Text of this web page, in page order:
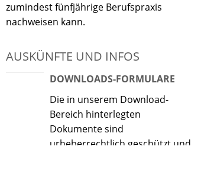
zumindest fünfjährige Berufspraxis
nachweisen kann.
AUSKÜNFTE UND INFOS
DOWNLOADS-FORMULARE
Die in unserem Download-
Bereich hinterlegten
Dokumente sind
urheberrechtlich geschützt und